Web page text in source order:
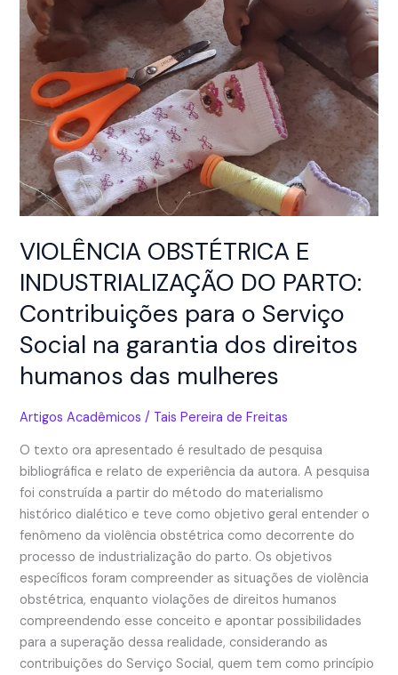
VIOLÊNCIA OBSTÉTRICA E
INDUSTRIALIZAÇÃO DO PARTO:
Contribuições para o Serviço
Social na garantia dos direitos
humanos das mulheres
Artigos Acadêmicos / Tais Pereira de Freitas
O texto ora apresentado é resultado de pesquisa
bibliográfica e relato de experiência da autora. A pesquisa
foi construída a partir do método do materialismo
histórico dialético e teve como objetivo geral entender o
fenômeno da violência obstétrica como decorrente do
processo de industrialização do parto. Os objetivos
específicos foram compreender as situações de violência
obstétrica, enquanto violações de direitos humanos
compreendendo esse conceito e apontar possibilidades
para a superação dessa realidade, considerando as
contribuições do Serviço Social, quem tem como princípio